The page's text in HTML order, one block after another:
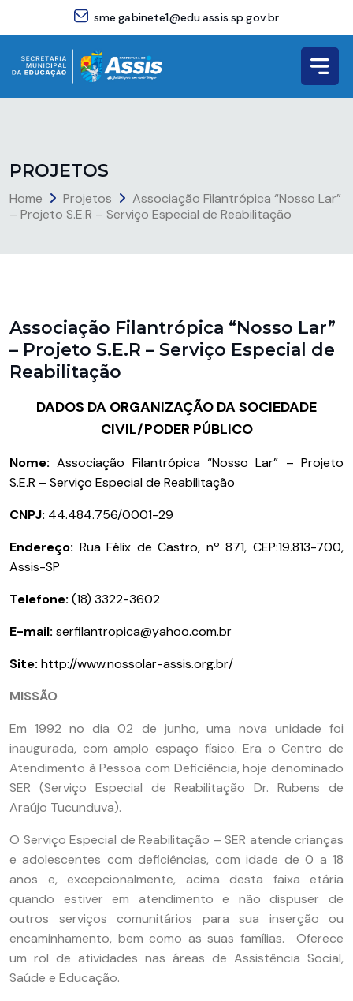
sme.gabinete1@edu.assis.sp.gov.br
PROJETOS
Home Projetos
Associação Filantrópica “Nosso Lar”
– Projeto S.E.R – Serviço Especial de Reabilitação
Associação Filantrópica “Nosso Lar”
– Projeto S.E.R – Serviço Especial de
Reabilitação
DADOS DA ORGANIZAÇÃO DA SOCIEDADE
CIVIL/PODER PÚBLICO
Nome: Associação Filantrópica “Nosso Lar” – Projeto
S.E.R – Serviço Especial de Reabilitação
CNPJ: 44.484.756/0001-29
Endereço: Rua Félix de Castro, nº 871, CEP:19.813-700,
Assis-SP
Telefone: (18) 3322-3602
E-mail: serfilantropica@yahoo.com.br
Site: http://www.nossolar-assis.org.br/
MISSÃO
Em 1992 no dia 02 de junho, uma nova unidade foi
inaugurada, com amplo espaço físico. Era o Centro de
Atendimento à Pessoa com Deficiência, hoje denominado
SER (Serviço Especial de Reabilitação Dr. Rubens de
Araújo Tucunduva).
O Serviço Especial de Reabilitação – SER atende crianças
e adolescentes com deficiências, com idade de 0 a 18
anos e, excepcionalmente, acima desta faixa etária
quando estiver em atendimento e não dispuser de
outros serviços comunitários para sua inserção ou
encaminhamento, bem como as suas famílias. Oferece
um rol de atividades nas áreas de Assistência Social,
Saúde e Educação.